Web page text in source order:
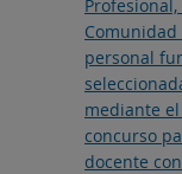
personal
mediante
concurso
docente